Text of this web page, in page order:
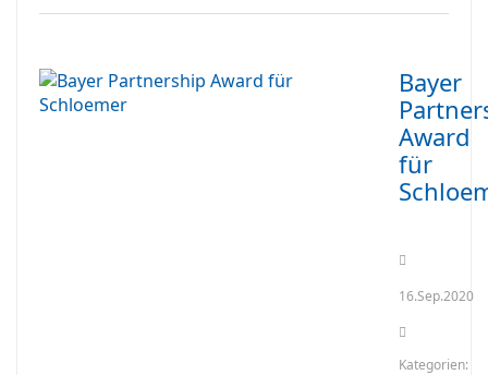
Bayer
Award
für
16.Sep.2020
Kategorien: